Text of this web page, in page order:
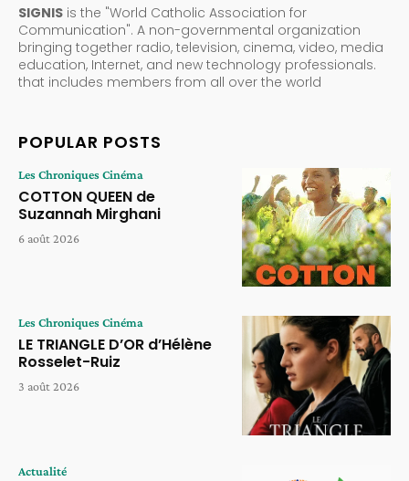
SIGNIS is the "World Catholic Association for
Communication". A non-governmental organization
bringing together radio, television, cinema, video, media
education, Internet, and new technology professionals.
that includes members from all over the world
POPULAR POSTS
Les Chroniques Cinéma
COTTON QUEEN de
Suzannah Mirghani
6 août 2026
Les Chroniques Cinéma
LE TRIANGLE D’OR d’Hélène
Rosselet-Ruiz
3 août 2026
Actualité